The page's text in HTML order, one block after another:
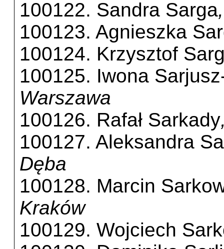
100122. Sandra Sarga
100123. Agnieszka
100124. Krzysztof
100125. Iwona
Warszawa
100126. Rafał Sarkady
100127. Aleksandra
Dęba
100128. Marcin
Kraków
100129. Wojciech